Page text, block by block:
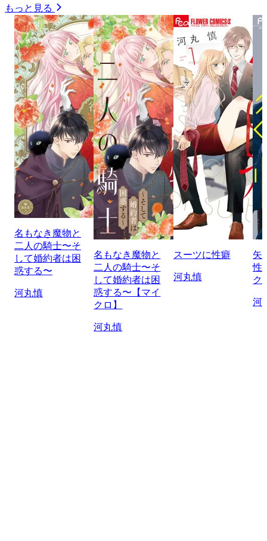
もっと見る
名もなき魔物と
二人の騎士〜そ
して婚約者は困
惑する〜
河丸慎
名もなき魔物と
二人の騎士〜そ
して婚約者は困
惑する〜【マイ
クロ】
河丸慎
スーツに性癖
河丸慎
矢
性
ク
河